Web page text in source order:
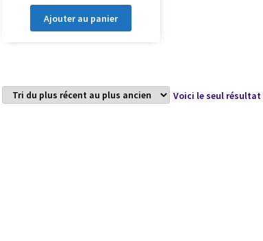
Ajouter au panier
Voici le seul résultat